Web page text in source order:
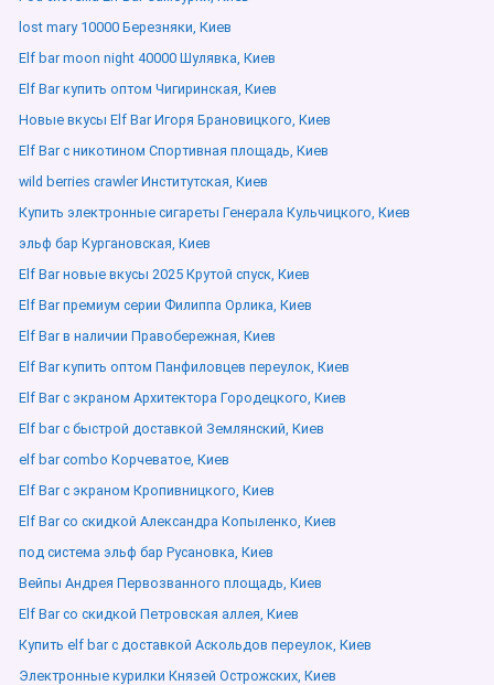
lost mary 10000 Березняки, Киев
Elf bar moon night 40000 Шулявка, Киев
Elf Bar купить оптом Чигиринская, Киев
Новые вкусы Elf Bar Игоря Брановицкого, Киев
Elf Bar с никотином Спортивная площадь, Киев
wild berries crawler Институтская, Киев
Купить электронные сигареты Генерала Кульчицкого, Киев
эльф бар Кургановская, Киев
Elf Bar новые вкусы 2025 Крутой спуск, Киев
Elf Bar премиум серии Филиппа Орлика, Киев
Elf Bar в наличии Правобережная, Киев
Elf Bar купить оптом Панфиловцев переулок, Киев
Elf Bar с экраном Архитектора Городецкого, Киев
Elf bar с быстрой доставкой Землянский, Киев
elf bar combo Корчеватое, Киев
Elf Bar с экраном Кропивницкого, Киев
Elf Bar со скидкой Александра Копыленко, Киев
под система эльф бар Русановка, Киев
Вейпы Андрея Первозванного площадь, Киев
Elf Bar со скидкой Петровская аллея, Киев
Купить elf bar с доставкой Аскольдов переулок, Киев
Электронные курилки Князей Острожских, Киев